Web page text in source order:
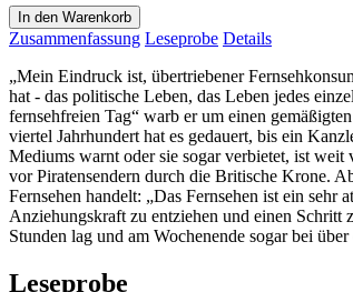
In den Warenkorb
Zusammenfassung Leseprobe Details
„Mein Eindruck ist, übertriebener
hat - das politische Leben, das Leben jedes
fernsehfreien Tag“ warb er um einen
viertel Jahrhundert hat es gedauert, bis ein
Mediums warnt oder sie sogar verbietet, ist weit
vor Piratensendern durch die Britische Krone.
Fernsehen handelt: „Das Fernsehen ist ein
Anziehungskraft zu entziehen und einen Schritt
Stunden lag und am Wochenende sogar bei
Leseprobe